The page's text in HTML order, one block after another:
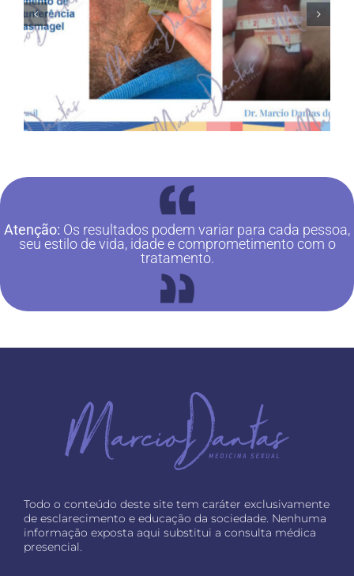
Atenção: Os resultados podem variar para cada pessoa,
seu estilo de vida, idade e comprometimento com o
tratamento.
Todo o conteúdo deste site tem caráter exclusivamente
de esclarecimento e educação da sociedade. Nenhuma
informação exposta aqui substitui a consulta médica
presencial.